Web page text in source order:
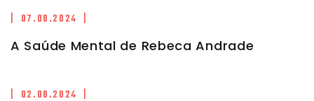
| 07.08.2024 |
A Saúde Mental de Rebeca Andrade
| 02.08.2024 |